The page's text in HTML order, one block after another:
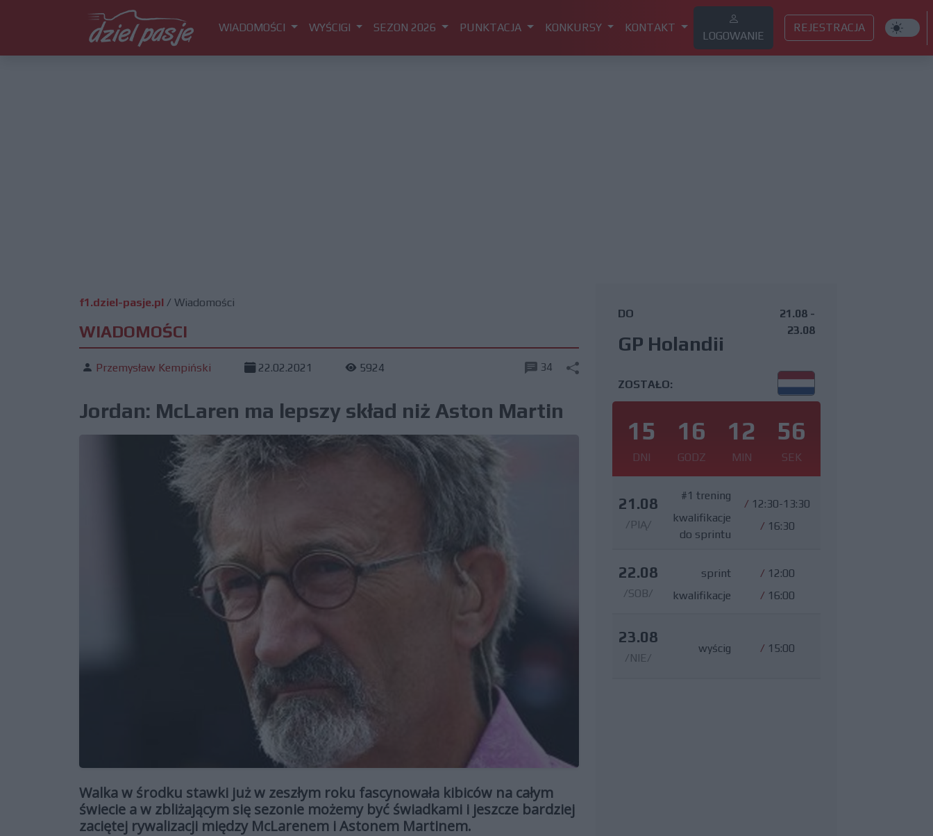
WIADOMOŚCI WYŚCIGI SEZON 2026 PUNKTACJA KONKURSY KONTAKT
LOGOWANIE
REJESTRACJA
f1.dziel-pasje.pl / Wiadomości
WIADOMOŚCI
Przemysław Kempiński 22.02.2021 5924 34
Jordan: McLaren ma lepszy skład niż Aston Martin
Walka w środku stawki już w zeszłym roku fascynowała kibiców na całym
świecie a w zbliżającym się sezonie możemy być świadkami i jeszcze bardziej
zaciętej rywalizacji między McLarenem i Astonem Martinem.
DO
GP Holandii
21.08 -
23.08
ZOSTAŁO:
15
DNI
16
GODZ
12
MIN
55
SEK
21.08
/PIĄ/
#1 trening
kwalifikacje
do sprintu
/ 12:30-13:30
/ 16:30
22.08
/SOB/
sprint
kwalifikacje
/ 12:00
/ 16:00
23.08
/NIE/
wyścig / 15:00